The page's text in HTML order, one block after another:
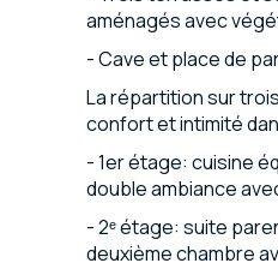
aménagés avec
- Cave et place de
La répartition sur
confort et intimité
- 1er étage: cuisine
double ambiance
- 2ᵉ étage: suite
deuxième chambre